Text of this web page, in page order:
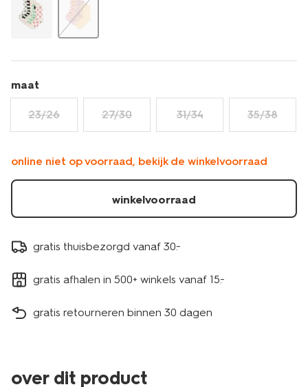
maat
23/26 27/30 31/34 35/38
online niet op voorraad, bekijk de winkelvoorraad
winkelvoorraad
gratis thuisbezorgd vanaf 30.-
gratis afhalen in 500+ winkels vanaf 15.-
gratis retourneren binnen 30 dagen
over dit product